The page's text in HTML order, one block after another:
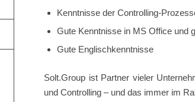
Kenntnisse der Controlling-
Gute Kenntnisse in MS Office und
Gute Englischkenntnisse
Solt.Group ist Partner vieler
und Controlling – und das immer im